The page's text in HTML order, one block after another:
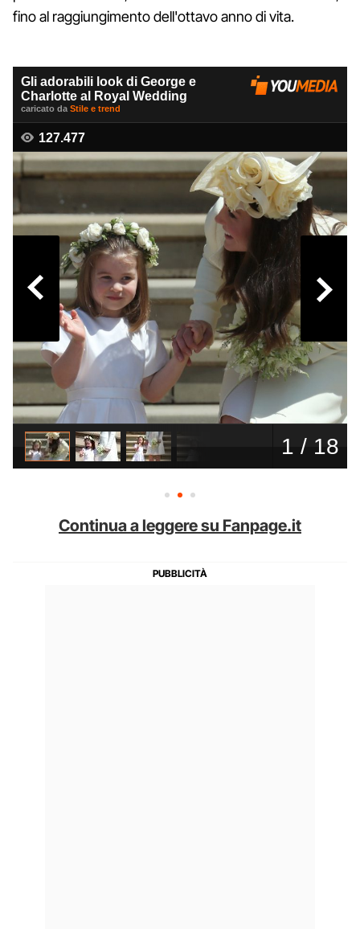
fino al raggiungimento dell'ottavo anno di vita.
Continua a leggere su Fanpage.it